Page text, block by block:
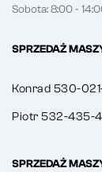
Sobota: 8:00 -
SPRZEDAŻ
Konrad 530-
Piotr 532-435-
SPRZEDAŻ